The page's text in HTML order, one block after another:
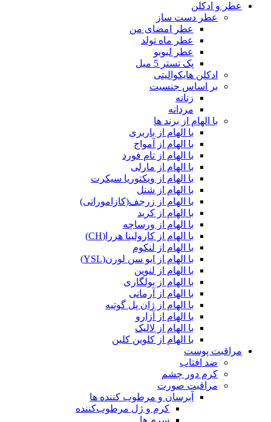
عطر و ادکلن
عطر دست ساز
عطر امضای من
عطر ماه تولد
عطر لبوبو
پک تستر 5 میل
ادکلن هایکوالیتی
بر اساس جنسیت
زنانه
مردانه
با الهام از برند ها
با الهام از باربری
با الهام از آمواج
با الهام از تام فورد
با الهام از مارلی
با الهام از ویکتوریا سیکرت
با الهام از شنل
با الهام از زرجف(کازاموراتی)
با الهام از کرید
با الهام از ورساچه
با الهام از کارولینا هررا(CH)
با الهام از لنکوم
با الهام از ایو سن لورن(YSL)
با الهام از لنوین
با الهام از بولگاری
با الهام از آرمانی
با الهام از ژان پل گوتیه
با الهام از آزارو
با الهام از لالیک
با الهام از کلوین کلین
مراقبت پوست
ضد افتاب
کرم دور چشم
مراقبت صورت
آبرسان و مرطوب کننده ها
کرم و ژل مرطوب‌کننده